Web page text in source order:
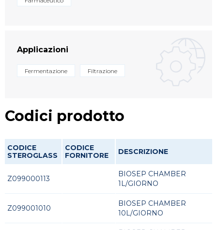
Applicazioni
Fermentazione Filtrazione
Codici prodotto
CODICE
STEROGLASS
CODICE
FORNITORE
DESCRIZIONE
Z099000113
BIOSEP CHAMBER
1L/GIORNO
Z099001010
BIOSEP CHAMBER
10L/GIORNO